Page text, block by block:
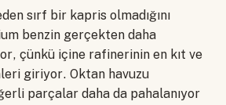
sırf bir kapris olmadığını
benzin gerçekten daha
çünkü içine rafinerinin en kıt ve
giriyor. Oktan havuzu
parçalar daha da pahalanıyor